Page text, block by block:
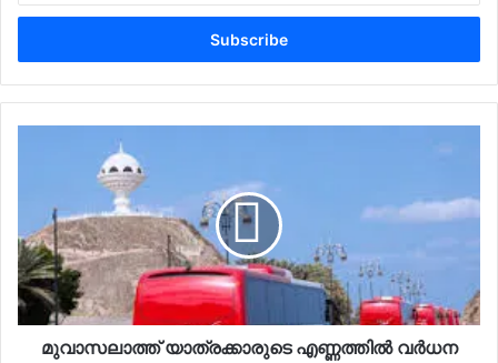
Email
മുവാസലാത്ത് യാത്രക്കാരുടെ എണ്ണത്തിൽ വർധന